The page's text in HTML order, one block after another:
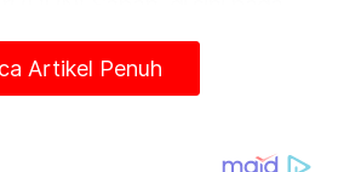
Kesenian dan
Artikel Penuh